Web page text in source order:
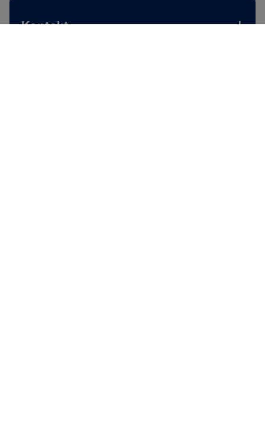
Kontakt